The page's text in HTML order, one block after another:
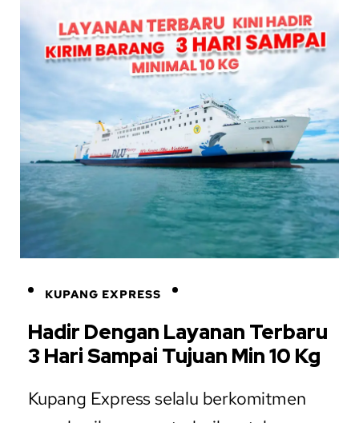
KUPANG EXPRESS
Hadir Dengan Layanan Terbaru
3 Hari Sampai Tujuan Min 10 Kg
Kupang Express selalu berkomitmen